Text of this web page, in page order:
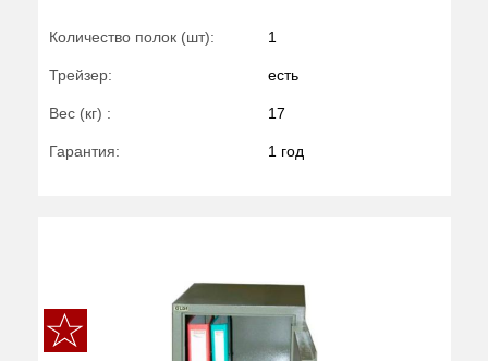
Количество полок (шт): 1
Трейзер: есть
Вес (кг) : 17
Гарантия: 1 год